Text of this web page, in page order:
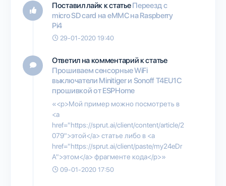
Поставил лайк к статьеПереезд с
micro SD card на eMMC на Raspberry
Pi4
29-01-2020 19:40
Ответил на комментарий к статье
Прошиваем сенсорные WiFi
выключатели Minitiger и Sonoff T4EU1C
прошивкой от ESPHome
«<p>Мой пример можно посмотреть в
<a
href="https://sprut.ai/client/content/article/2
079">этой</a> статье либо в <a
href="https://sprut.ai/client/paste/my24eDr
A">этом</a> фрагменте кода</p>»
09-01-2020 17:50